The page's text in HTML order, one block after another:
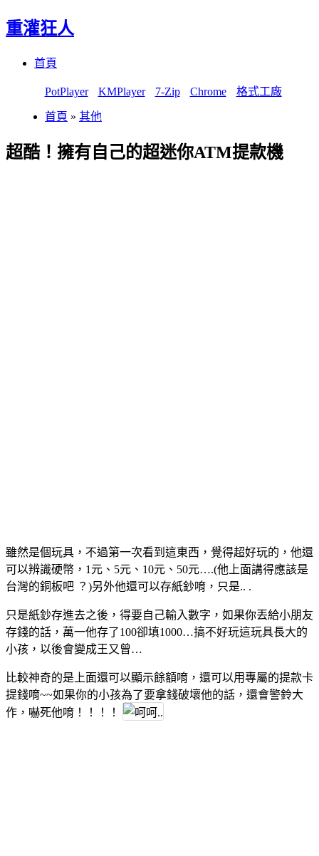
重灌狂人
首頁
PotPlayer KMPlayer 7-Zip Chrome 格式工廠
首頁 » 其他
超酷！擁有自己的超迷你ATM提款機
雖然是個玩具，不過第一次看到這東西，覺得超好玩的，他還
可以辨識硬幣，1元、5元、10元、50元….(他上面講得應該是
台灣的銅板吧 ？)另外他還可以存紙鈔唷，只是.. .
只是紙鈔存進去之後，得要自己輸入數字，如果你丟給小朋友
存錢的話，萬一他存了100卻填1000…搞不好玩這玩具長大的
小孩，以後會變成王又曾…
比較神奇的是上面還可以顯示餘額唷，還可以用專屬的提款卡
提錢唷~~如果你的小孩為了要拿錢破壞他的話，還會警鈴大
作，嚇死他唷！！！！